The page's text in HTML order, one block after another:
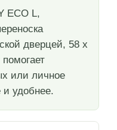
ECO L,
дверцей, 58 х
или личное
и удобнее.